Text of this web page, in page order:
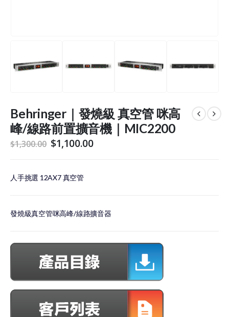
Behringer｜發燒級 真空管 咪高
峰/線路前置擴音機｜MIC2200
$1,300.00 Original
price
$1,300.00.
$1,100.00Current
人手挑選 12AX7 真空管
發燒級真空管咪高峰/線路擴音器